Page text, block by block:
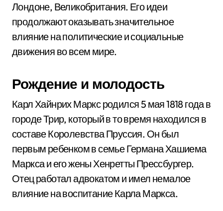
Лондоне, Великобритания. Его идеи
продолжают оказывать значительное
влияние на политические и социальные
движения во всем мире.
Рождение и молодость
Карл Хайнрих Маркс родился 5 мая 1818 года в
городе Трир, который в то время находился в
составе Королевства Пруссия. Он был
первым ребенком в семье Германа Хашиема
Маркса и его жены Хенретты Прессбургер.
Отец работал адвокатом и имел немалое
влияние на воспитание Карла Маркса.